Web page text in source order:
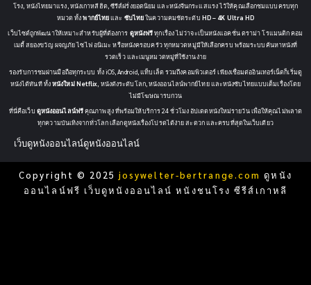
โรง, หนังไทยมาแรง, หนังเกาหลีฮิต, ซีรีส์ฝรั่งยอดนิยม และหนังจีนกระแสแรง ไว้ให้คุณเลือกชมแบบครบทุก
หมวด ทั้งพากย์ไทยและ ซับไทยในความคมชัดระดับ HD – 4K Ultra HD
เว็บไซต์ถูกพัฒนาให้เหมาะสำหรับผู้ที่ต้องการ ดูหนังฟรีทุกเรื่อง ไม่ว่าจะเป็นหนังแอคชั่น ดราม่า โรแมนติก คอม
เมดี้ สยองขวัญ ผจญภัย ไซไฟ อนิเมะ หรือหนังครอบครัว ทุกหมวดหมู่มีให้เลือกครบ พร้อมระบบค้นหาหนังที่
รวดเร็ว และเมนูหมวดหมู่ที่ใช้งานง่าย
รองรับการชมผ่านมือถือทุกระบบ ทั้ง iOS, Android, แท็บเล็ต รวมถึงคอมพิวเตอร์ เพียงเชื่อมต่ออินเทอร์เน็ตก็เริ่มดู
หนังได้ทันที ทั้งหนังใหม่ Netflix, หนังดังระดับโลก, หนังออนไลน์พากย์ไทย และหนังซับไทยแบบเต็มเรื่องโดย
ไม่มีโฆษณารบกวน
ที่นี่คือเว็บ ดูหนังออนไลน์ฟรีคุณภาพสูง ที่พร้อมให้บริการ 24 ชั่วโมง อัปเดตหนังใหม่รายวัน เพื่อให้คุณไม่พลาด
ทุกความบันเทิงจากทั่วโลก เลือกดูหนังเรื่องโปรดได้ง่าย สะดวก และครบที่สุดในเว็บเดียว
เว็บดูหนังออนไลน์ดูหนังออนไลน์
Copyright © 2025 josywelter-bertrange.com ดูหนัง
ออนไลน์ฟรี เว็บดูหนังออนไลน์ หนังชนโรง ซีรีส์เกาหลี